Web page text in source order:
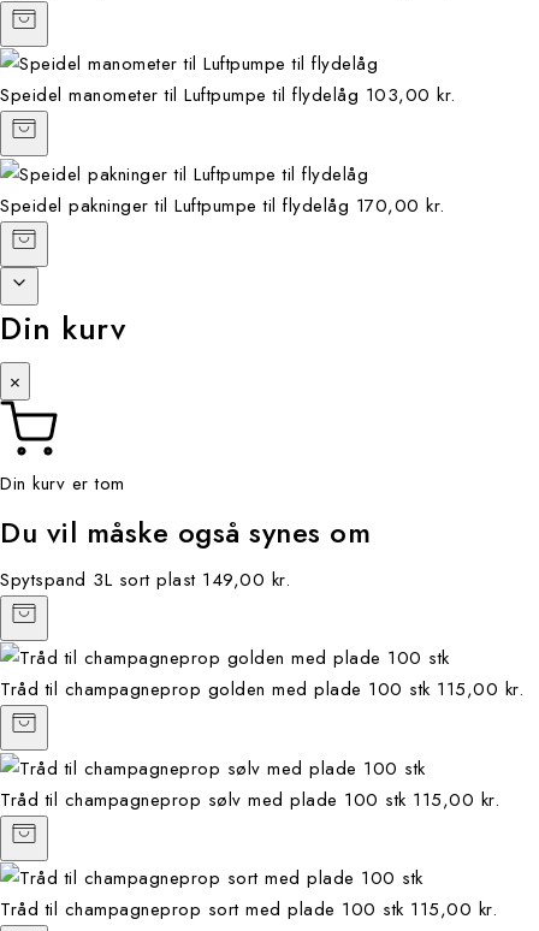
Speidel manometer til Luftpumpe til flydelåg 103,00 kr.
Speidel pakninger til Luftpumpe til flydelåg 170,00 kr.
Din kurv
×
Din kurv er tom
Du vil måske også synes om
Spytspand 3L sort plast 149,00 kr.
Tråd til champagneprop golden med plade 100 stk 115,00 kr.
Tråd til champagneprop sølv med plade 100 stk 115,00 kr.
Tråd til champagneprop sort med plade 100 stk 115,00 kr.